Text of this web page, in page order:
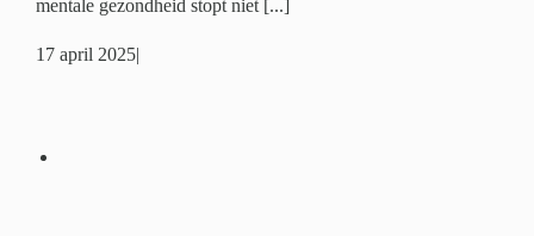
mentale gezondheid stopt niet [...]
17 april 2025|